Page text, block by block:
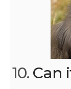
10. Can